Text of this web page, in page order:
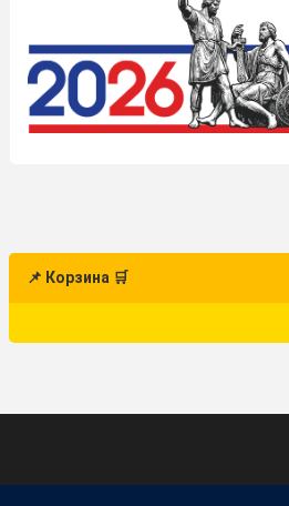
📌 Корзина 🛒